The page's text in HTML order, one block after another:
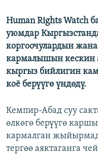
Human Rights Watch
уюмдар
коргоочулардын
кармалышын кескин
кыргыз бийлигин
коё берүүгө үндөдү.
Кемпир-Абад суу
өлкөгө берүүгө
кармалган
тергөө аяктаганга